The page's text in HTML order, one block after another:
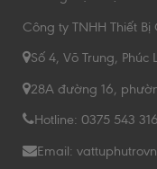
Công ty TNHH Thiết
Số 4, Võ Trung, Phúc
28A đường 16,
Hotline: 0375 543
Email: